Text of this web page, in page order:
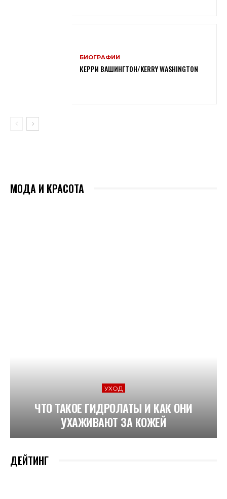
БИОГРАФИИ
КЕРРИ ВАШИНГТОН/KERRY WASHINGTON
МОДА И КРАСОТА
УХОД
ЧТО ТАКОЕ ГИДРОЛАТЫ И КАК ОНИ
УХАЖИВАЮТ ЗА КОЖЕЙ
ДЕЙТИНГ